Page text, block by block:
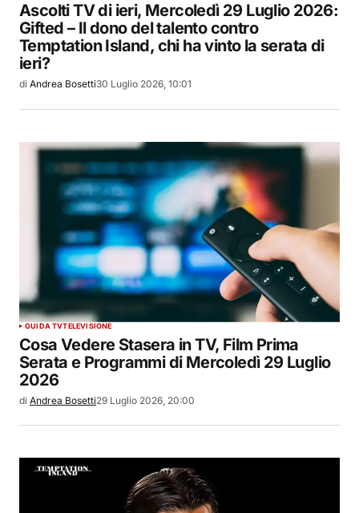
Ascolti TV di ieri, Mercoledì 29 Luglio 2026:
Gifted – Il dono del talento contro
Temptation Island, chi ha vinto la serata di
ieri?
di Andrea Bosetti30 Luglio 2026, 10:01
GUIDA TVTELEVISIONE
Cosa Vedere Stasera in TV, Film Prima
Serata e Programmi di Mercoledì 29 Luglio
2026
di Andrea Bosetti29 Luglio 2026, 20:00